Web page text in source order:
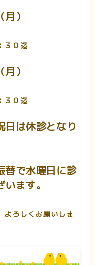
）
３０迄
）
３０迄
日は休診となり
替で水曜日に診
ます。
よろしくお願いしま